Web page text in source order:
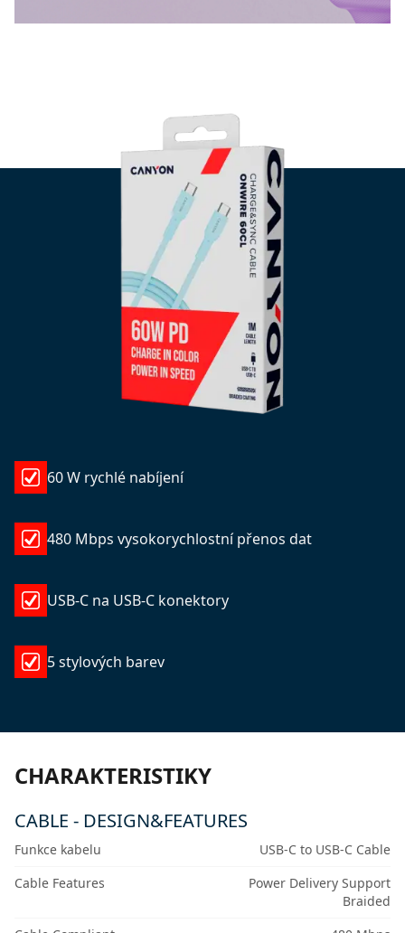
60 W rychlé nabíjení
480 Mbps vysokorychlostní přenos dat
USB-C na USB-C konektory
5 stylových barev
CHARAKTERISTIKY
CABLE - DESIGN&FEATURES
Funkce kabelu
USB-C to USB-C Cable
Cable Features
Power Delivery Support
Braided